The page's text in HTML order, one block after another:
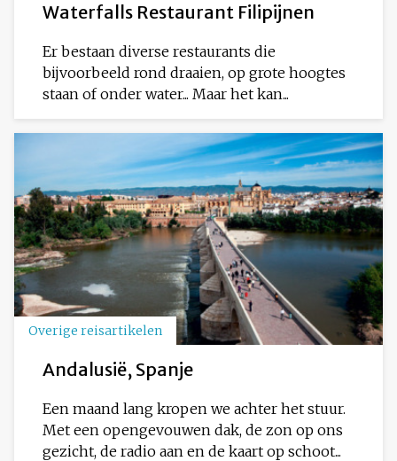
Waterfalls Restaurant Filipijnen
Er bestaan diverse restaurants die
bijvoorbeeld rond draaien, op grote hoogtes
staan of onder water... Maar het kan...
Overige reisartikelen
Andalusië, Spanje
Een maand lang kropen we achter het stuur.
Met een opengevouwen dak, de zon op ons
gezicht, de radio aan en de kaart op schoot...